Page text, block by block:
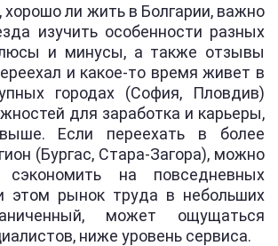
хорошо ли жить в Болгарии, важно
изучить особенности разных
и минусы, а также отзывы
и какое-то время живет в
городах (София, Пловдив)
для заработка и карьеры,
Если переехать в более
(Бургас, Стара-Загора), можно
сэкономить на повседневных
этом рынок труда в небольших
может ощущаться
ниже уровень сервиса.